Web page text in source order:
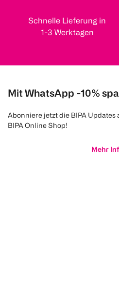
Schnelle Lieferung in
1-3 Werktagen
Mit WhatsApp -10%
Abonniere jetzt die BIPA Updates
BIPA Online Shop!
Mehr